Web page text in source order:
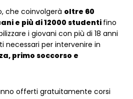
che coinvolgerà oltre 60
e più di 12000 studenti fino
i giovani con più di 18 anni
necessari per intervenire in
primo soccorso e
offerti gratuitamente corsi